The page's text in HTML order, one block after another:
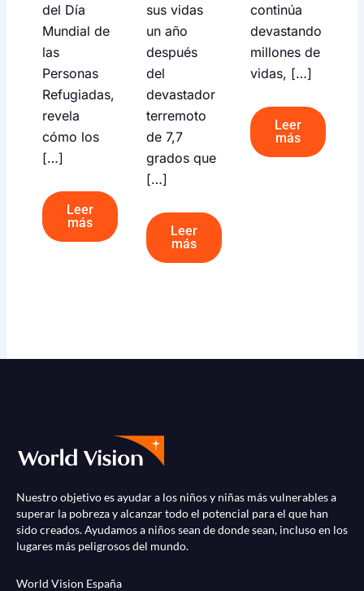
del Día
Mundial de
las
Personas
Refugiadas,
revela
cómo los
[…]
Leer
más
sus vidas
un año
después
del
devastador
terremoto
de 7,7
grados que
[…]
Leer
más
continúa
devastando
millones de
vidas, […]
Leer
más
Nuestro objetivo es ayudar a los niños y niñas más vulnerables a
superar la pobreza y alcanzar todo el potencial para el que han
sido creados. Ayudamos a niños sean de donde sean, incluso en los
lugares más peligrosos del mundo.
World Vision España